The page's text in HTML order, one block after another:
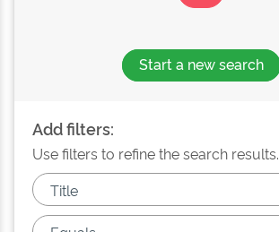
Start a new search
Add filters:
Use filters to refine the search results.